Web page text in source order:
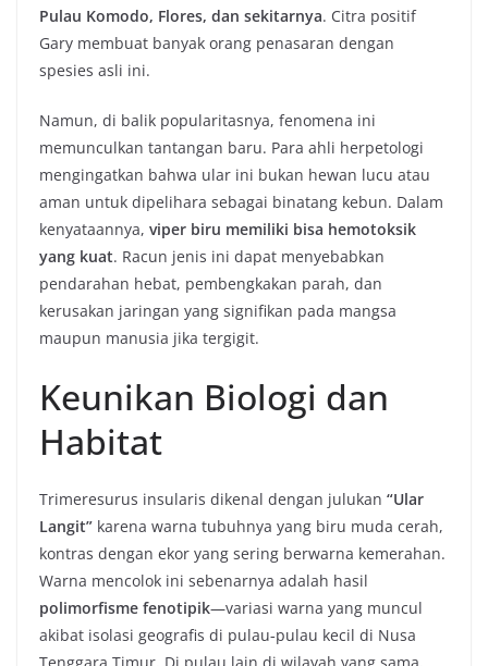
Pulau Komodo, Flores, dan sekitarnya. Citra positif
Gary membuat banyak orang penasaran dengan
spesies asli ini.
Namun, di balik popularitasnya, fenomena ini
memunculkan tantangan baru. Para ahli herpetologi
mengingatkan bahwa ular ini bukan hewan lucu atau
aman untuk dipelihara sebagai binatang kebun. Dalam
kenyataannya, viper biru memiliki bisa hemotoksik
yang kuat. Racun jenis ini dapat menyebabkan
pendarahan hebat, pembengkakan parah, dan
kerusakan jaringan yang signifikan pada mangsa
maupun manusia jika tergigit.
Keunikan Biologi dan
Habitat
Trimeresurus insularis dikenal dengan julukan “Ular
Langit” karena warna tubuhnya yang biru muda cerah,
kontras dengan ekor yang sering berwarna kemerahan.
Warna mencolok ini sebenarnya adalah hasil
polimorfisme fenotipik—variasi warna yang muncul
akibat isolasi geografis di pulau‑pulau kecil di Nusa